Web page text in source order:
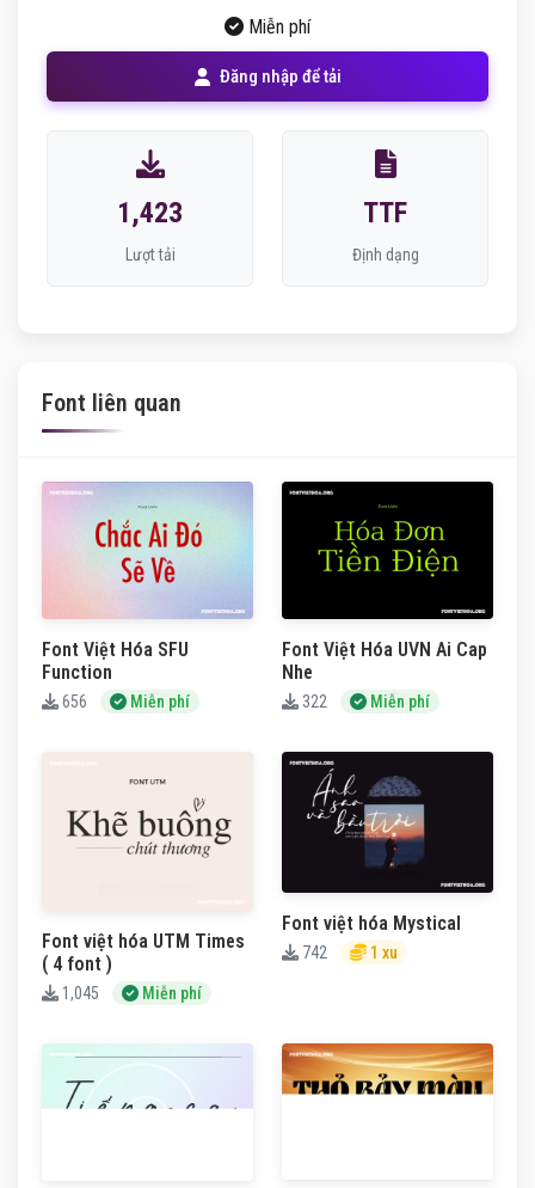
Miễn phí
Đăng nhập để tải
1,423
Lượt tải
TTF
Định dạng
Font liên quan
Font Việt Hóa SFU
Function
656 Miễn phí
Font Việt Hóa UVN Ai Cap
Nhe
322 Miễn phí
Font việt hóa UTM Times
( 4 font )
1,045 Miễn phí
Font việt hóa Mystical
742 1 xu